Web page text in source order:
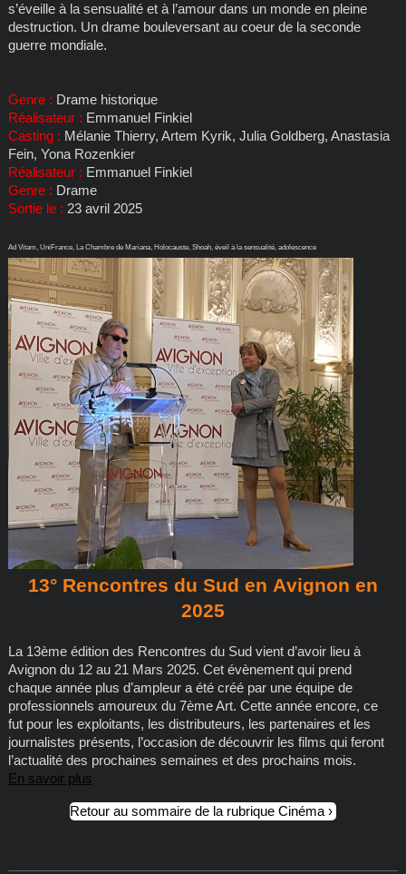
s’éveille à la sensualité et à l’amour dans un monde en pleine
destruction. Un drame bouleversant au coeur de la seconde
guerre mondiale.
Genre : Drame historique
Réalisateur : Emmanuel Finkiel
Casting : Mélanie Thierry, Artem Kyrik, Julia Goldberg, Anastasia
Fein, Yona Rozenkier
Réalisateur : Emmanuel Finkiel
Genre : Drame
Sortie le : 23 avril 2025
Ad Vitam, UniFrance, La Chambre de Mariana, Holocauste, Shoah, éveil à la sensualité, adolescence
13° Rencontres du Sud en Avignon en
2025
La 13ème édition des Rencontres du Sud vient d’avoir lieu à
Avignon du 12 au 21 Mars 2025. Cet évènement qui prend
chaque année plus d’ampleur a été créé par une équipe de
professionnels amoureux du 7ème Art. Cette année encore, ce
fut pour les exploitants, les distributeurs, les partenaires et les
journalistes présents, l’occasion de découvrir les films qui feront
l’actualité des prochaines semaines et des prochains mois.
En savoir plus
Retour au sommaire de la rubrique Cinéma